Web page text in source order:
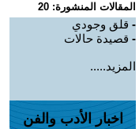
المقالات المنشورة: 20
- قلق وجودي
- قصيدة حالات
المزيد.....
اخبار الأدب والفن